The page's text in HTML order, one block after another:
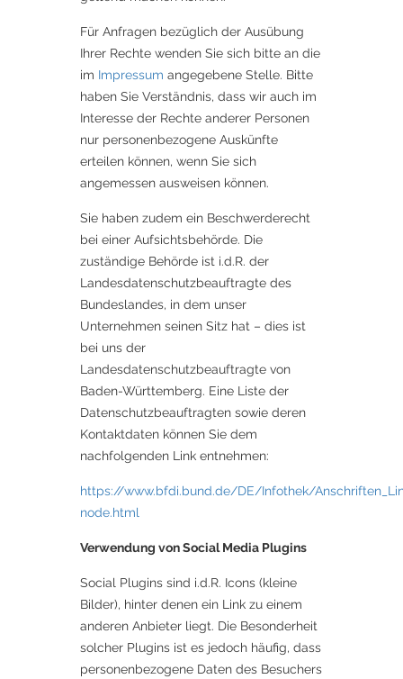
Für Anfragen bezüglich der Ausübung
Ihrer Rechte wenden Sie sich bitte an die
im Impressum angegebene Stelle. Bitte
haben Sie Verständnis, dass wir auch im
Interesse der Rechte anderer Personen
nur personenbezogene Auskünfte
erteilen können, wenn Sie sich
angemessen ausweisen können.
Sie haben zudem ein Beschwerderecht
bei einer Aufsichtsbehörde. Die
zuständige Behörde ist i.d.R. der
Landesdatenschutzbeauftragte des
Bundeslandes, in dem unser
Unternehmen seinen Sitz hat – dies ist
bei uns der
Landesdatenschutzbeauftragte von
Baden-Württemberg. Eine Liste der
Datenschutzbeauftragten sowie deren
Kontaktdaten können Sie dem
nachfolgenden Link entnehmen:
https://www.bfdi.bund.de/DE/Infothek/
node.html
Verwendung von Social Media Plugins
Social Plugins sind i.d.R. Icons (kleine
Bilder), hinter denen ein Link zu einem
anderen Anbieter liegt. Die Besonderheit
solcher Plugins ist es jedoch häufig, dass
personenbezogene Daten des Besuchers